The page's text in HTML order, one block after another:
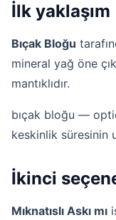
İlk yaklaşım
Bıçak Bloğu
mineral yağ öne
mantıklıdır.
bıçak bloğu —
keskinlik süresinin
İkinci
Mıknatıslı Askı mı